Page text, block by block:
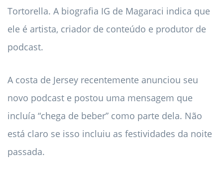
Tortorella. A biografia IG de Magaraci indica que
ele é artista, criador de conteúdo e produtor de
podcast.
A costa de Jersey recentemente anunciou seu
novo podcast e postou uma mensagem que
incluía “chega de beber” como parte dela. Não
está claro se isso incluiu as festividades da noite
passada.